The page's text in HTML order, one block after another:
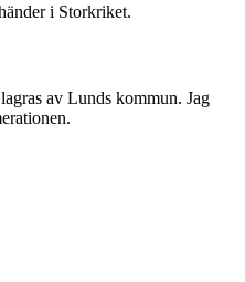
i Storkriket.
av Lunds kommun. Jag